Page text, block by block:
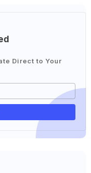
Direct to Your